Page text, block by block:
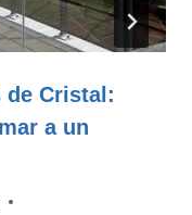
de Cristal:
a un